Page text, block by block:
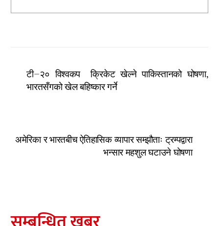
टी–२० विश्वकप क्रिकेट खेल्ने पाकिस्तानको घोषणा,
भारतसँगको खेल बहिष्कार गर्ने
अमेरिका र भारतबीच ऐतिहासिक व्यापार सम्झौताः ट्रम्पद्वारा
भन्सार महशुल घटाउने घोषणा